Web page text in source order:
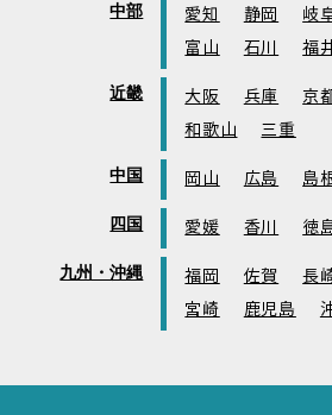
中部 愛知 静岡 岐
富山
石川 福
近畿 大阪 兵庫 京
和歌山
三重
中国 岡山 広島 島
四国 愛媛 香川 徳
九州・沖縄 福岡 佐賀 長
宮崎
鹿児島